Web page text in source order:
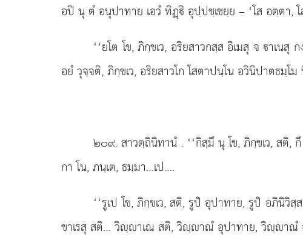
อปิ นุ ตํ อนุปาทาย เอวํ ทิฏฺิ อุปฺปชฺเชยฺย – ‘โส อตฺตา, โ
‘‘ยโต โข, ภิกฺขเว, อริยสาวกสฺส อิเมสุ จ าเ
อยํ วุจฺจติ, ภิกฺขเว, อริยสาวโก โสตาปนฺโน อวินิปาตธมฺโ
๒๐๙. สาวตฺถินิทานํ . ‘‘กิสฺมึ นุ โข, ภิกฺขเว, สติ
กา โน, ภนฺเต, ธมฺมา…เป….
‘‘รูเปโข, ภิกฺขเว, สติ, รูปํ อุปาทาย, รูปํ อภินิวิสฺส
ขาเรสุ สติ… วิฺาเณ สติ, วิฺาณํ อุปาทาย, วิฺาณํ อ